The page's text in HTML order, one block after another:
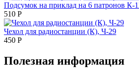
Подсумок на приклад на 6 патронов К-
510 Р
Чехол для радиостанции (К), Ч-29
450 Р
Полезная информация